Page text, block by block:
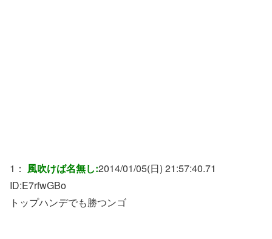
1： 風吹けば名無し:2014/01/05(日) 21:57:40.71
ID:E7rfwGBo
トップハンデでも勝つンゴ